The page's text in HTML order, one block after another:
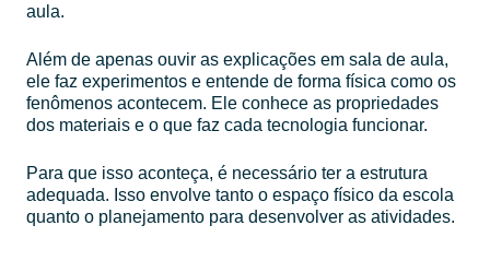
aula.
Além de apenas ouvir as explicações em sala de aula,
ele faz experimentos e entende de forma física como os
fenômenos acontecem. Ele conhece as propriedades
dos materiais e o que faz cada tecnologia funcionar.
Para que isso aconteça, é necessário ter a estrutura
adequada. Isso envolve tanto o espaço físico da escola
quanto o planejamento para desenvolver as atividades.